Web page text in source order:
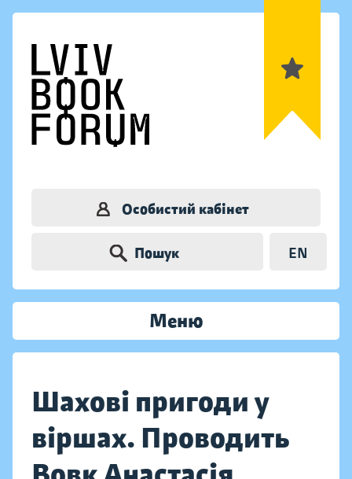
Особистий кабінет
Пошук EN
Меню
Шахові пригоди у
віршах. Проводить